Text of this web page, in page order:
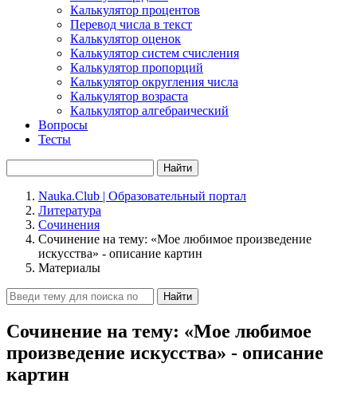
Калькулятор процентов
Перевод числа в текст
Калькулятор оценок
Калькулятор систем счисления
Калькулятор пропорций
Калькулятор округления числа
Калькулятор возраста
Калькулятор алгебраический
Вопросы
Тесты
Найти
Nauka.Club | Образовательный портал
Литература
Сочинения
Сочинение на тему: «Мое любимое произведение
искусства» - описание картин
Материалы
Найти
Сочинение на тему: «Мое любимое
произведение искусства» - описание
картин